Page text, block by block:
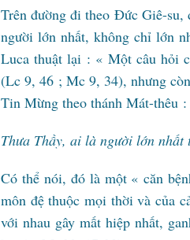
Trên đường đi theo Đức Giê-su,
người lớn nhất, không chỉ lớn
Luca thuật lại : « Một câu hỏi
(Lc 9, 46 ; Mc 9, 34), nhưng
Tin Mừng theo thánh Mát-thêu :
Thưa Thầy, ai là người lớn nhất
Có thể nói, đó là một « căn
môn đệ thuộc mọi thời và của
với nhau gây mất hiệp nhất,